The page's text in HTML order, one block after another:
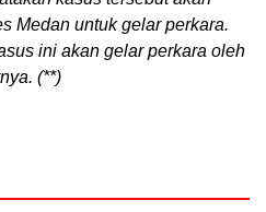
Medan untuk gelar perkara.
ini akan gelar perkara oleh
(**)